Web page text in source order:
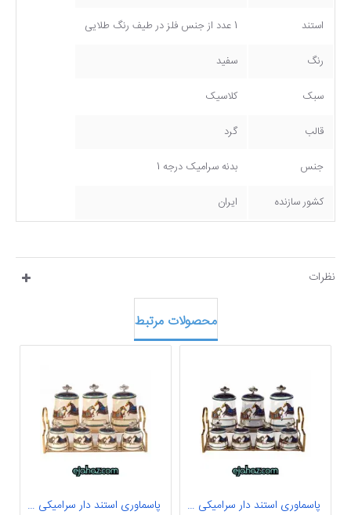
استند 1 عدد از جنس فلز در طیف رنگ طلایی
رنگ سفید
سبک کلاسیک
قالب گرد
جنس بدنه سرامیک درجه 1
کشور سازنده ایران
نظرات
محصولات مرتبط
پاسماوری استند دار سرامیکی هرمس سفید پاسماوری استند دار سرامیکی هرمس کرم